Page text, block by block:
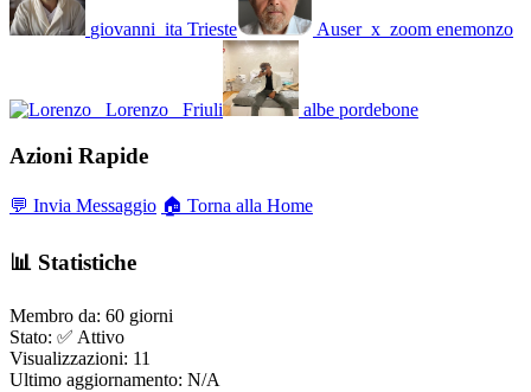
giovanni_ita Trieste Auser_x_zoom enemonzo
Lorenzo_ Friuli albe pordebone
Azioni Rapide
💬 Invia Messaggio 🏠 Torna alla Home
📊 Statistiche
Membro da: 60 giorni
Stato: ✅ Attivo
Visualizzazioni: 11
Ultimo aggiornamento: N/A